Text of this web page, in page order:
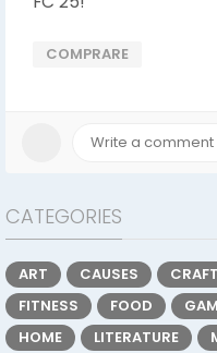
COMPRARE
CATEGORIES
ART CAUSES
FITNESS
FOOD
HOME
LITERATURE